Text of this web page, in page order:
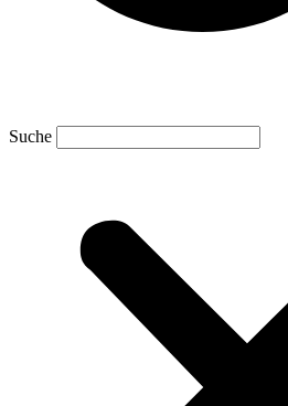
Suche